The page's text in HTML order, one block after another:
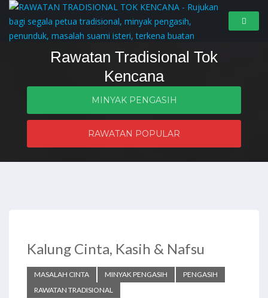
Rawatan Tradisional Tok
Kencana
Penyelesaian masalah zahir dan batin
MINYAK PENGASIH
RAWATAN POPULAR
Kalung Cinta, Kasih & Nafsu
MASALAH CINTA MINYAK PENGASIH
PENGASIH
RAWATAN TRADISIONAL